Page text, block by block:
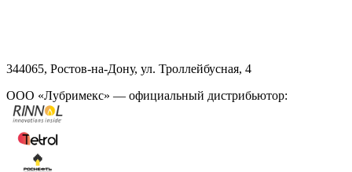
344065, Ростов-на-Дону, ул. Троллейбусная, 4
ООО «Лубримекс» — официальный дистрибьютор: